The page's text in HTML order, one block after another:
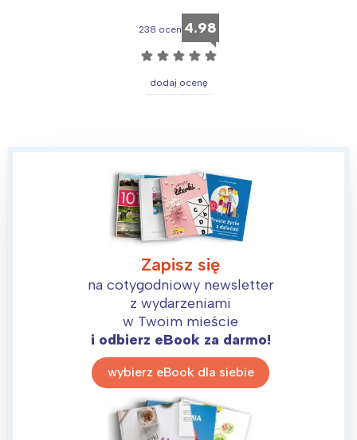
238 ocen 4.98
☆ ☆ ☆ ☆ ☆
dodaj ocenę
Zapisz się
na cotygodniowy newsletter
z wydarzeniami
w Twoim mieście
i odbierz eBook za darmo!
wybierz eBook dla siebie